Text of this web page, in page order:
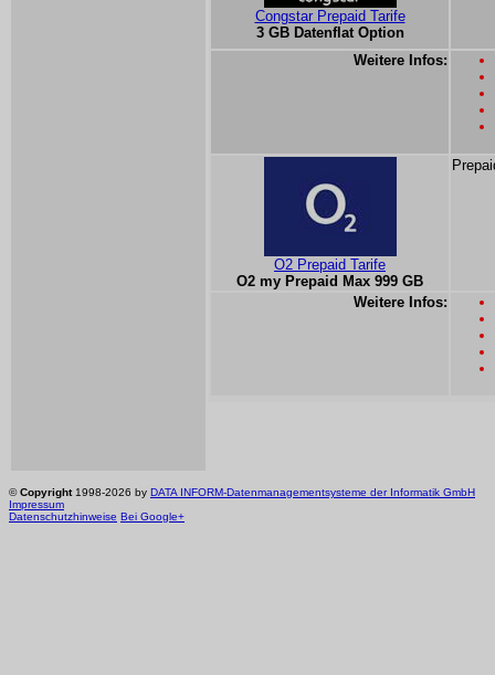
Congstar Prepaid Tarife
3 GB Datenflat Option
Weitere Infos:
O2 Prepaid Tarife
O2 my Prepaid Max 999 GB
Weitere Infos:
©Copyright1998-2026 by DATA INFORM-Datenmanagementsysteme der Informatik GmbH
Impressum
Datenschutzhinweise Bei Google+